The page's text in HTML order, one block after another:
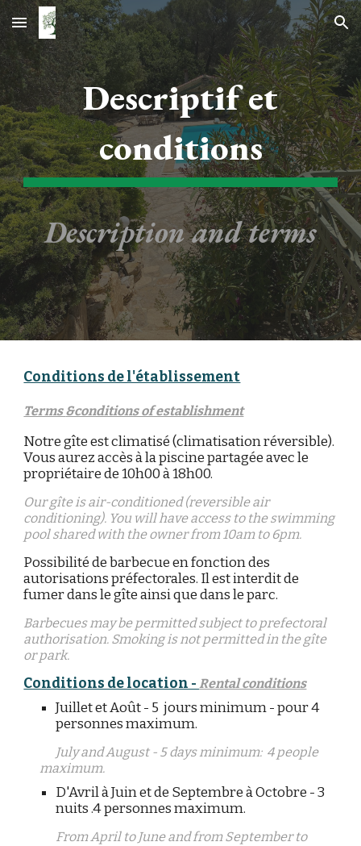
Skip to main content Skip to navigation
Descriptif et
conditions
Description and terms
Conditions de l'établissement
Terms&conditions of establishment
Notre gîte est climatisé(climatisation réversible).
Vous aurezaccès à la piscine partagée avec le
propriétairede 10h00 à 18h00.
Our gîte is air-conditioned (reversible air
conditioning). You will have access to the swimming
pool shared with the owner from 10am to 6pm.
Possibilité de barbecue en fonction des
autorisationspréfectorales. Il est interdit de
fumer dans le gîte ainsi que dans leparc.
Barbecues may be permitted subject to prefectoral
authorisation. Smoking is not permitted in the gîte
or park.
Conditions de location -Rental conditions
Juillet et Août - 5 jours minimum - pour 4
personnes maximum.
July and August - 5 days minimum: 4 people
maximum.
D'Avril à Juin et de Septembre à Octobre - 3
nuits.4 personnes maximum.
From April to June and from September to